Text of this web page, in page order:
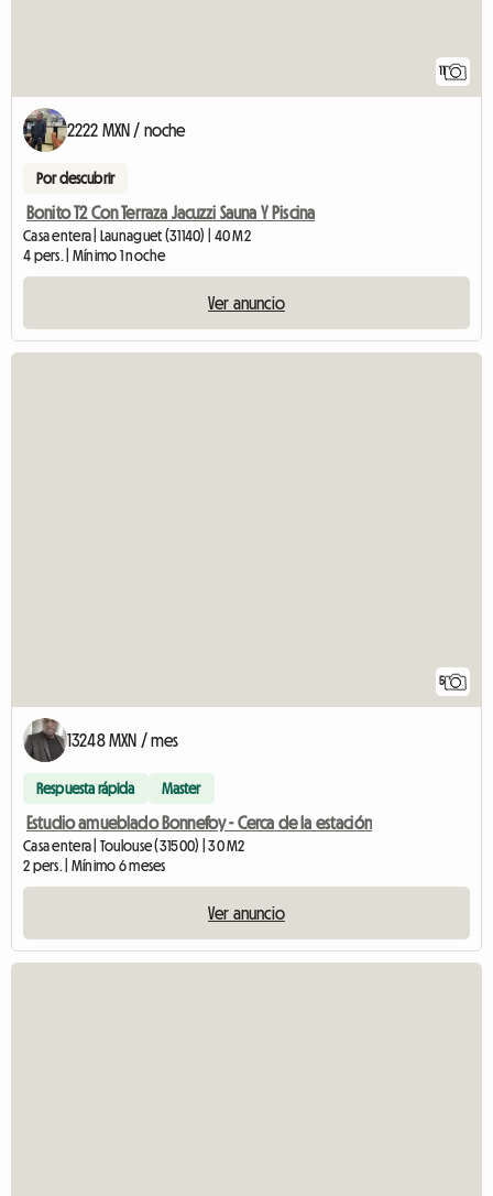
2222 MXN / noche
Por descubrir
Bonito T2 Con Terraza Jacuzzi Sauna Y Piscina
Casa entera | Launaguet (31140) | 40 M2
4 pers. | Mínimo 1 noche
Ver anuncio
5
13248 MXN / mes
Respuesta rápida Master
Estudio amueblado Bonnefoy - Cerca de la estación
Casa entera | Toulouse (31500) | 30 M2
2 pers. | Mínimo 6 meses
Ver anuncio